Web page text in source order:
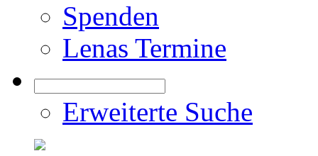
Spenden
Lenas Termine
Erweiterte Suche